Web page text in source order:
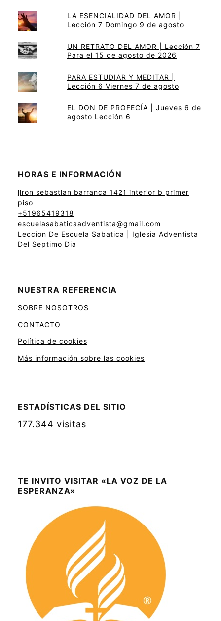
LA ESENCIALIDAD DEL AMOR |
Lección 7 Domingo 9 de agosto
UN RETRATO DEL AMOR | Lección 7
Para el 15 de agosto de 2026
PARA ESTUDIAR Y MEDITAR |
Lección 6 Viernes 7 de agosto
EL DON DE PROFECÍA | Jueves 6 de
agosto Lección 6
HORAS E INFORMACIÓN
jiron sebastian barranca 1421 interior b primer
piso
+51965419318
escuelasabaticaadventista@gmail.com
Leccion De Escuela Sabatica | Iglesia Adventista
Del Septimo Dia
NUESTRA REFERENCIA
SOBRE NOSOTROS
CONTACTO
Política de cookies
Más información sobre las cookies
ESTADÍSTICAS DEL SITIO
177.344 visitas
TE INVITO VISITAR «LA VOZ DE LA
ESPERANZA»